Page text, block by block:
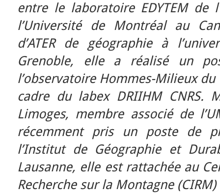
entre le laboratoire EDYTEM de
l’Université de Montréal au
d’ATER de géographie à
Grenoble, elle a réalisé un
l’observatoire Hommes-Milieux
cadre du labex DRIIHM CNRS.
Limoges, membre associé de
récemment pris un poste de
l’Institut de Géographie et
Lausanne, elle est rattachée au
Recherche sur la Montagne